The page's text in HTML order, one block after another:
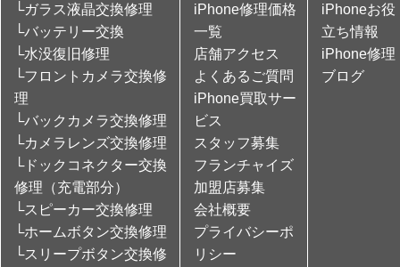
└ガラス液晶交換修理
└バッテリー交換
└水没復旧修理
└フロントカメラ交換修
理
└バックカメラ交換修理
└カメラレンズ交換修理
└ドックコネクター交換
修理（充電部分）
└スピーカー交換修理
└ホームボタン交換修理
└スリープボタン交換修
iPhone修理価格
一覧
店舗アクセス
よくあるご質問
iPhone買取サー
ビス
スタッフ募集
フランチャイズ
加盟店募集
会社概要
プライバシーポ
リシー
iPhoneお役
立ち情報
iPhone修理
ブログ